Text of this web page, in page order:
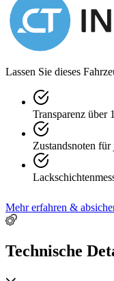
Lassen Sie dieses
Transparenz über
Zustandsnoten
Mehr erfahren &
Technische